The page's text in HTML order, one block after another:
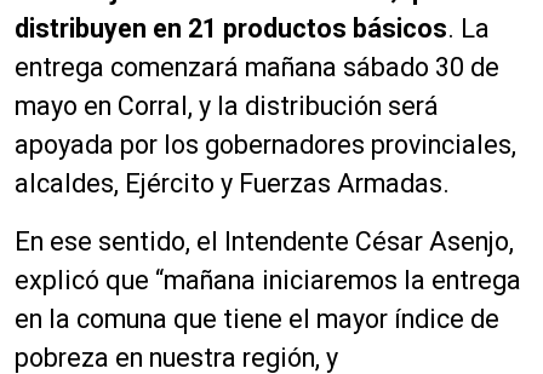
distribuyen en 21 productos básicos. La
entrega comenzará mañana sábado 30 de
mayo en Corral, y la distribución será
apoyada por los gobernadores provinciales,
alcaldes, Ejército y Fuerzas Armadas.
En ese sentido, el Intendente César Asenjo,
explicó que “mañana iniciaremos la entrega
en la comuna que tiene el mayor índice de
pobreza en nuestra región, y